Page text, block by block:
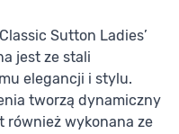
Sutton Ladies’
jest ze stali
elegancji i stylu.
tworzą dynamiczny
również wykonana ze